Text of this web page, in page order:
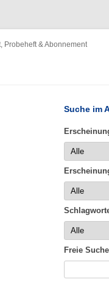
Probeheft & Abonnement
Suche im
Freie